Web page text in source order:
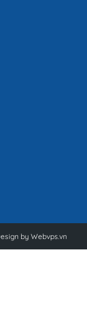
by Webvps.vn